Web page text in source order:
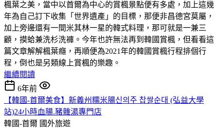
楓葉之美，當中以首爾為中心的賞楓景點便有多處，加上這幾
年為自己訂下收集「世界遺產」的目標，那便非昌德宮莫屬，
加上旁邊還有一間米其林一星的韓式料理，那可就是一兼三
顧，摸蛤兼洗杉洗褲。今年也許無法再到韓國賞楓，但看看這
篇文章解解楓葉癮，再順便為2021年的韓國賞楓行程排個行
程，倒也是另類線上賞楓的樂趣。
繼續閱讀
6年前
【韓國-首爾美食】新義州糯米腸신의주 찹쌀순대 (弘益大學
站)24小時血腸.豬雜湯專門店
韓國-首爾 國外旅遊